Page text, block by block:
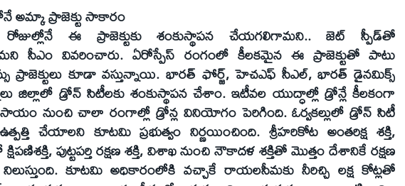
అమ్కా ప్రాజెక్టు సాకారం
ఈ ప్రాజెక్టుకు శంకుస్థాపన చేయగలిగామని.. జెట్ స్పీడ్‌తో
సీఎం వివరించారు. ఏరోస్పేస్ రంగంలో కీలకమైన ఈ ప్రాజెక్టుతో పాటు
ప్రాజెక్టులు కూడా వస్తున్నాయి. భారత్ ఫోర్జ్, హెచఎఫ్ సీఎల్, భారత్ డైనమిక్స్
జిల్లాలో డ్రోన్ సిటీలకు శంకుస్థాపన చేశాం. ఇటీవల యుద్ధాల్లో డ్రోన్లే కీలకంగా
నుంచి చాలా రంగాల్లో డ్రోన్ల వినియోగం పెరిగింది. ఓర్వకల్లులో డ్రోన్ సిటీ
చేయాలని కూటమి ప్రభుత్వం నిర్ణయించింది. శ్రీహరికోట అంతరిక్ష శక్తి,
పుట్టపర్తి రక్షణ శక్తి, విశాఖ నుంచి నౌకాదళ శక్తితో మొత్తం దేశానికే రక్షణ
కూటమి అధికారంలోకి వచ్చాకే రాయలసీమకు నీరిచ్చి లక్ష కోట్లతో